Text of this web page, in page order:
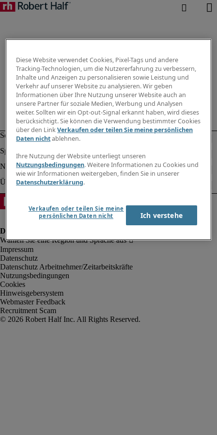
Impressum
Datenschutz
Datenschutz Arbeitnehmer/Zeitarbeitskräfte
Nutzungsbedingungen
Cookies
Hinweisgebersystem
Webmaster Feedback
Recruitment Scam
Diese Website verwendet Cookies, Pixel-Tags und andere
Tracking-Technologien, um die Nutzererfahrung zu verbessern,
Inhalte und Anzeigen zu personalisieren sowie Leistung und
Verkehr auf unserer Website zu analysieren. Wir geben
Informationen über Ihre Nutzung unserer Website auch an
unsere Partner für soziale Medien, Werbung und Analysen
weiter. Sollten wir ein Opt-out-Signal erkannt haben, wird dieses
berücksichtigt. Sie können die Verwendung bestimmter Cookies
über den LinkVerkaufen oder teilen Sie meine persönlichen
Daten nichtablehnen.
Ihre Nutzung der Website unterliegt unseren
Nutzungsbedingungen. Weitere Informationen zu Cookies und
wie wir Informationen weitergeben, finden Sie in unserer
Datenschutzerklärung.
Verkaufen oder teilen Sie meine
persönlichen Daten nicht
Ich verstehe